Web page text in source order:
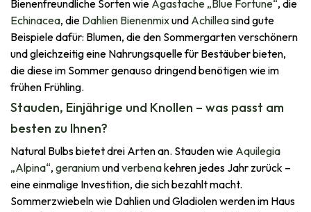
Bienenfreundliche Sorten wie​ Agastache „Blue Fortune“, die
Echinacea, die Dahlien Bienenmixund Achilleasind gute
Beispiele dafür: Blumen, die den Sommergarten verschönern
und gleichzeitig eine Nahrungsquelle für Bestäuber bieten,
die diese im Sommer genauso dringend benötigen wie im
frühen Frühling.
Stauden, Einjährige und Knollen – was passt am
besten zu Ihnen?
Natural Bulbs bietet drei Arten an. Stauden wie Aquilegia
„Alpina“, geraniumundverbenakehren jedes Jahr zurück –
eine einmalige Investition, die sich bezahlt macht.
Sommerzwiebeln wie Dahlien und Gladiolen werden im Haus